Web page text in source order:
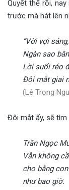
Quyết thế rồi,
trước mà hát lên
“Vời vợi
Ngàn sao
Lời suối réo
Đôi mắt giai
(Lê Trọng
Đôi mắt ấy, sẽ tìm
Trần Ngọc
Vẫn không
cho bằng
như bao giờ.